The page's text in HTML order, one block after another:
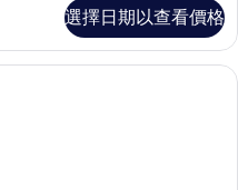
選擇日期以查看價格